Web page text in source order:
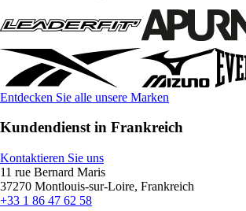
Entdecken Sie alle unsere Marken
Kundendienst in Frankreich
Kontaktieren Sie uns
11 rue Bernard Maris
37270 Montlouis-sur-Loire, Frankreich
+33 1 86 47 62 58